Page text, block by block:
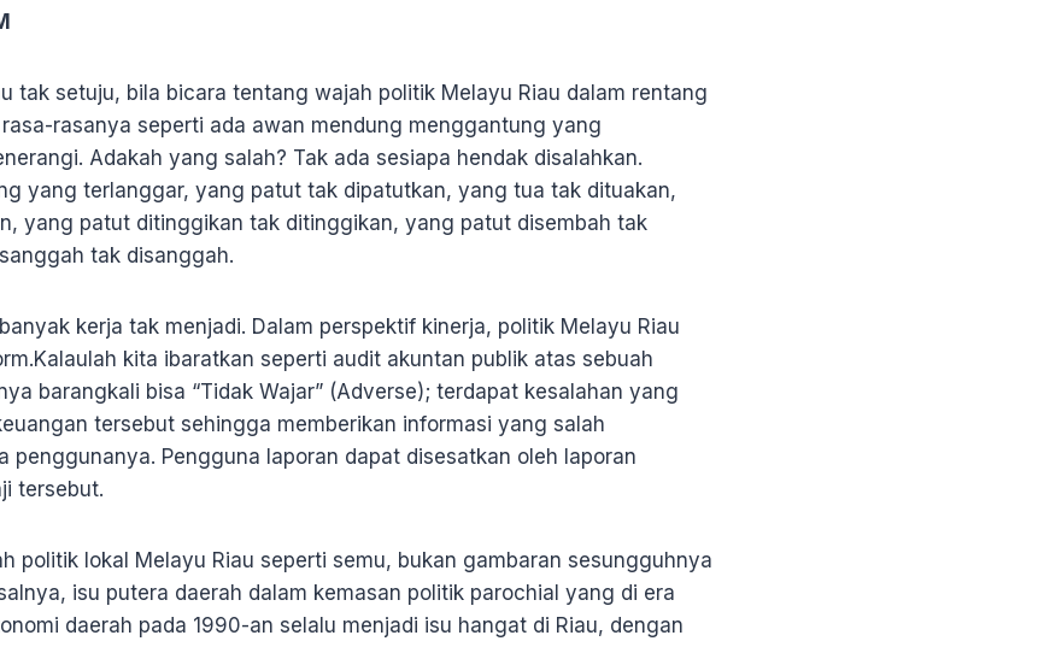
tak setuju, bila bicara tentang wajah politik Melayu Riau dalam rentang
rasanya seperti ada awan mendung menggantung yang
Adakah yang salah? Tak ada sesiapa hendak disalahkan.
yang terlanggar, yang patut tak dipatutkan, yang tua tak dituakan,
yang patut ditinggikan tak ditinggikan, yang patut disembah tak
tak disanggah.
kerja tak menjadi. Dalam perspektif kinerja, politik Melayu Riau
kita ibaratkan seperti audit akuntan publik atas sebuah
barangkali bisa “Tidak Wajar” (Adverse); terdapat kesalahan yang
tersebut sehingga memberikan informasi yang salah
penggunanya. Pengguna laporan dapat disesatkan oleh laporan
tersebut.
politik lokal Melayu Riau seperti semu, bukan gambaran sesungguhnya
isu putera daerah dalam kemasan politik parochial yang di era
daerah pada 1990-an selalu menjadi isu hangat di Riau, dengan